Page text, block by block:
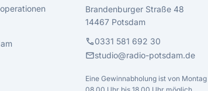
Brandenburger Straße 48
14467 Potsdam
call0331 581 692 30
mailstudio@radio-potsdam.de
Eine Gewinnabholung ist von